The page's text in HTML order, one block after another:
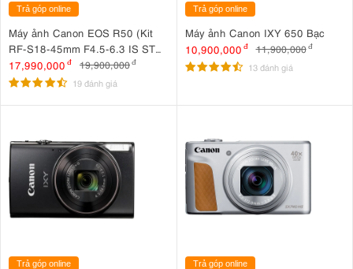
Trả góp online
Máy ảnh Canon EOS R50 (Kit
RF-S18-45mm F4.5-6.3 IS STM
Trắng)
17,990,000 đ 19,900,000đ
19 đánh giá
Trả góp online
Máy ảnh Canon IXY 650 Bạc
10,900,000 đ 11,900,000 đ
13 đánh giá
Trả góp online Trả góp online